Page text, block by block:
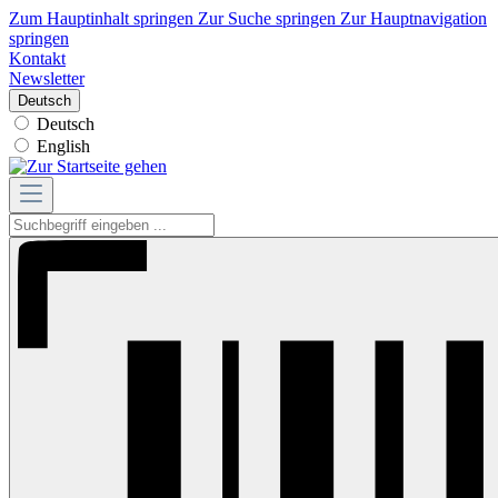
Zum Hauptinhalt springen Zur Suche springen Zur Hauptnavigation
springen
Kontakt
Newsletter
Deutsch
Deutsch
English